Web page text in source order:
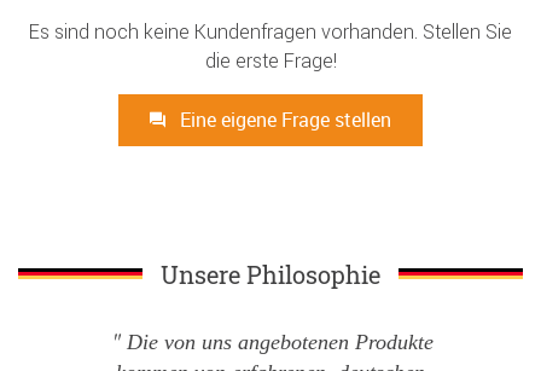
Es sind noch keine Kundenfragen vorhanden. Stellen Sie
die erste Frage!
Eine eigene Frage stellen
Unsere Philosophie
Die von uns angebotenen Produkte